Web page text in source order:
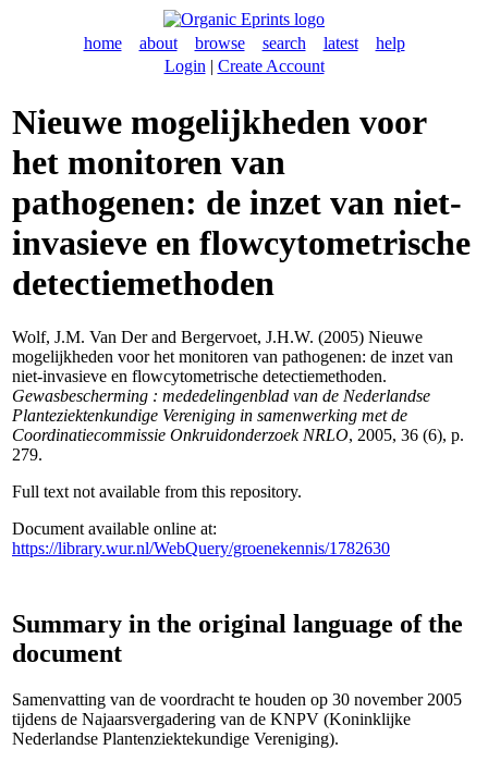
home about browse search latest
help
Login | Create Account
Nieuwe mogelijkheden voor
het monitoren van
pathogenen: de inzet van niet-
invasieve en flowcytometrische
detectiemethoden
Wolf, J.M. Van Derand Bergervoet, J.H.W. (2005) Nieuwe
mogelijkheden voor het monitoren van pathogenen: de inzet van
niet-invasieve en flowcytometrische detectiemethoden.
Gewasbescherming : mededelingenblad van de Nederlandse
Planteziektenkundige Vereniging in samenwerking met de
Coordinatiecommissie Onkruidonderzoek NRLO, 2005, 36 (6), p.
279.
Full text not available from this repository.
Document available online at:
https://library.wur.nl/WebQuery/groenekennis/1782630
Summary in the original language of the
document
Samenvatting van de voordracht te houden op 30 november 2005
tijdens de Najaarsvergadering van de KNPV (Koninklijke
Nederlandse Plantenziektekundige Vereniging).